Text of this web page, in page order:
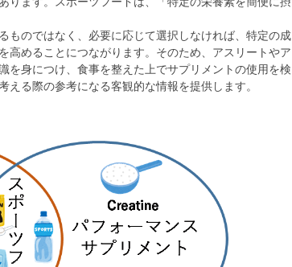
のではなく、必要に応じて選択しなければ、特定の成
高めることにつながります。そのため、アスリートやア
を身につけ、食事を整えた上でサプリメントの使用を検
る際の参考になる客観的な情報を提供します。